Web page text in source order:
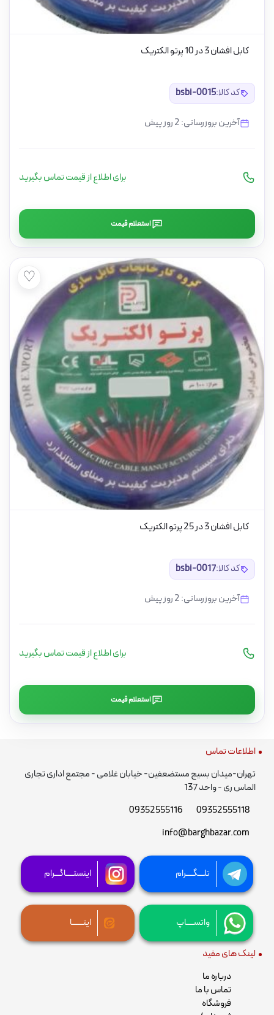
کابل افشان 3 در 10 پرتو الکتریک
کد کالا:bsbi-0015
آخرین بروزرسانی: 2 روز پیش
برای اطلاع از قیمت تماس بگیرید
استعلام قیمت
♡
کابل افشان 3 در 25 پرتو الکتریک
کد کالا:bsbi-0017
آخرین بروزرسانی: 2 روز پیش
برای اطلاع از قیمت تماس بگیرید
استعلام قیمت
اطلاعات تماس
تهران-میدان بسیج مستضعفین- خیابان غلامی - مجتمع اداری تجاری
الماس ری - واحد 137
09352555118
09352555116
info@barghbazar.com
تلـــگــــرام اینستــــاگـــرام
واتســــاپ ایتــــــا
لینک های مفید
درباره ما
تماس با ما
فروشگاه